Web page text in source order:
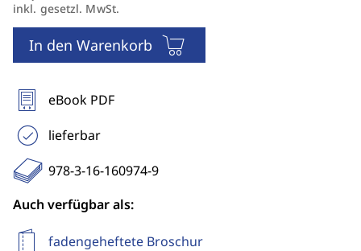
inkl. gesetzl. MwSt.
In den Warenkorb
eBook PDF
lieferbar
978-3-16-160974-9
Auch verfügbar als:
fadengeheftete Broschur